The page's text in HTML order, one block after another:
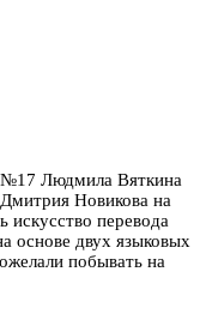
№17 Людмила Вяткина
Новикова на
искусство перевода
основе двух языковых
побывать на